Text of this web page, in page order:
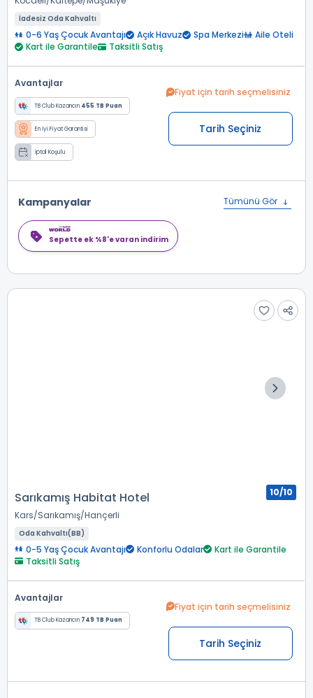
İadesiz Oda Kahvaltı
0-6 Yaş Çocuk Avantajı Açık Havuz Spa Merkezi
Aile Oteli
Kart ile Garantile
Taksitli Satış
Avantajlar
TB Club Kazancın 455 TB Puan
En İyi Fiyat Garantisi
İptal Koşulu
Fiyat için tarih seçmelisiniz
Tarih Seçiniz
Kampanyalar Tümünü Gör
Sepette ek %8'e varan indirim
Sarıkamış Habitat Hotel
Kars Sarıkamış Hançerli
10/10
Oda Kahvaltı(BB)
0-5 Yaş Çocuk Avantajı Konforlu Odalar
Kart ile Garantile
Taksitli Satış
Avantajlar
TB Club Kazancın 749 TB Puan
Fiyat için tarih seçmelisiniz
Tarih Seçiniz